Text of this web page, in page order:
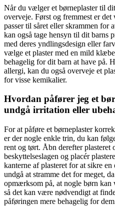
Når du vælger et børneplaster til
overveje. Først og fremmest er
passer til såret eller skrammen for
kan også tage hensyn til dit barns
med deres yndlingsdesign eller
vælge et plaster med en mild
behagelig for dit barn at have på.
allergi, kan du også overveje et
for visse kemikalier.
Hvordan påfører jeg et
undgå irritation eller
For at påføre et børneplaster
er der nogle enkle trin, du kan
rent og tørt. Åbn derefter plasteret
beskyttelseslagen og placér
kanterne af plasteret for at sikre
undgå at stramme det for meget,
opmærksom på, at nogle børn kan
så det kan være nødvendigt at
påføringen mere behagelig for